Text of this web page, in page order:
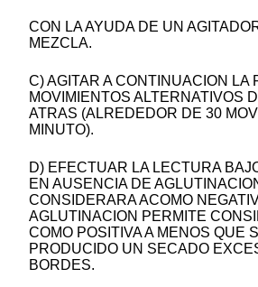
CON LA AYUDA DE UN
MEZCLA.
C) AGITAR A CONTINUACION LA
MOVIMIENTOS ALTERNATIVOS
ATRAS (ALREDEDOR DE 30
MINUTO).
D) EFECTUAR LA LECTURA
EN AUSENCIA DE
CONSIDERARA ACOMO
AGLUTINACION PERMITE
COMO POSITIVA A MENOS QUE
PRODUCIDO UN SECADO
BORDES.